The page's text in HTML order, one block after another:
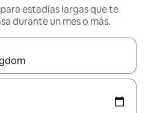
estadías largas que te
durante un mes o más.
disponibles, navega con las